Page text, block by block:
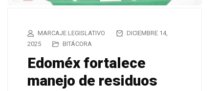
MARCAJE LEGISLATIVO
DICIEMBRE 14,
2025
BITÁCORA
Edoméx fortalece
manejo de residuos